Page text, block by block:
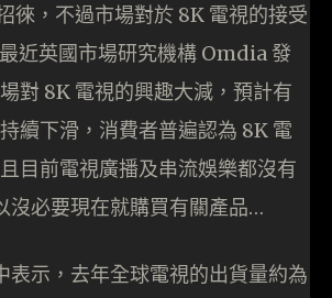
徠，不過市場對於 8K 電視的接受
近英國市場研究機構 Omdia 發
對 8K 電視的興趣大減，預計有
續下滑，消費者普遍認為 8K 電
目前電視廣播及串流娛樂都沒有
沒必要現在就購買有關產品…
示，去年全球電視的出貨量約為